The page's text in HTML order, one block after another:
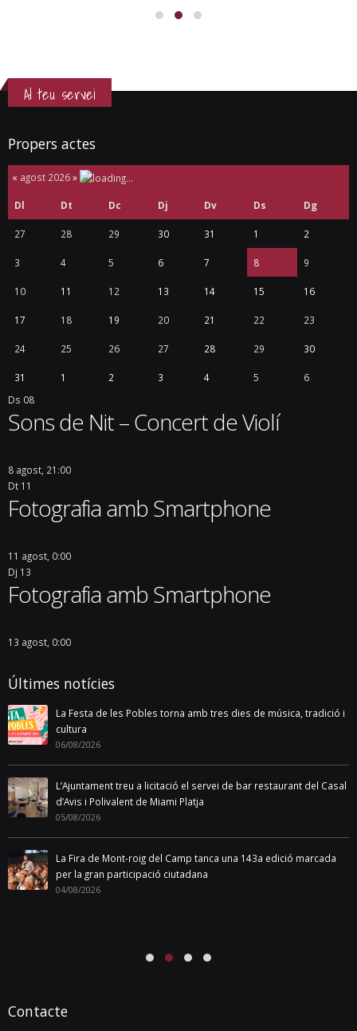
Al teu servei
Propers actes
« agost 2026»
Dl Dt Dc Dj Dv Ds Dg
27 28 29 30 31 1 2
3 4 5 6 7 8 9
10 11 12 13 14 15 16
17 18 19 20 21 22 23
24 25 26 27 28 29 30
31 1 2 3 4 5
6
Ds 08
Sons de Nit – Concert de Violí
8 agost, 21:00
Dt 11
Fotografia amb Smartphone
11 agost, 0:00
Dj 13
Fotografia amb Smartphone
13 agost, 0:00
Últimes notícies
La Festa de les Pobles torna amb tres dies de música, tradició i
cultura
06/08/2026
L’Ajuntament treu a licitació el servei de bar restaurant del Casal
d’Avis i Polivalent de Miami Platja
05/08/2026
La Fira de Mont-roig del Camp tanca una 143a edició marcada
per la gran participació ciutadana
04/08/2026
Contacte